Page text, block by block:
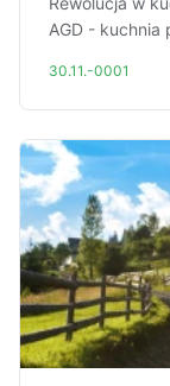
AGD - kuchnia
30.11.-0001